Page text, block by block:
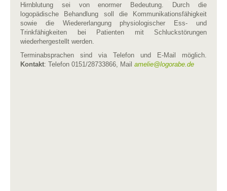
Hirnblutung sei von enormer Bedeutung. Durch die
logopädische Behandlung soll die Kommunikationsfähigkeit
sowie die Wiedererlangung physiologischer Ess- und
Trinkfähigkeiten bei Patienten mit Schluckstörungen
wiederhergestellt werden.
Terminabsprachen sind via Telefon und E-Mail möglich.
Kontakt: Telefon 0151/28733866, Mail amelie​@​logorabe.de